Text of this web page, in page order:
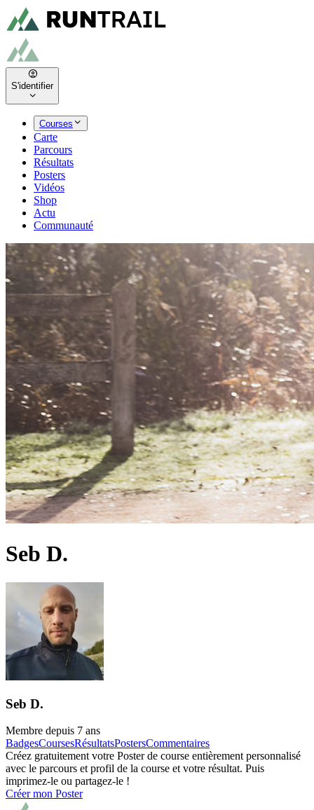
S'identifier
Courses
Carte
Parcours
Résultats
Posters
Vidéos
Shop
Actu
Communauté
Seb D.
Seb D.
Membre depuis 7 ans
BadgesCoursesRésultatsPostersCommentaires
Créez gratuitement votre Poster de course entièrement personnalisé
avec le parcours et profil de la course et votre résultat. Puis
imprimez-le ou partagez-le !
Créer mon Poster